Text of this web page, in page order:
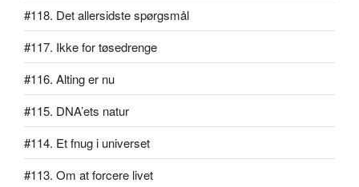
#118. Det allersidste spørgsmål
#117. Ikke for tøsedrenge
#116. Alting er nu
#115. DNA’ets natur
#114. Et fnug i universet
#113. Om at forcere livet